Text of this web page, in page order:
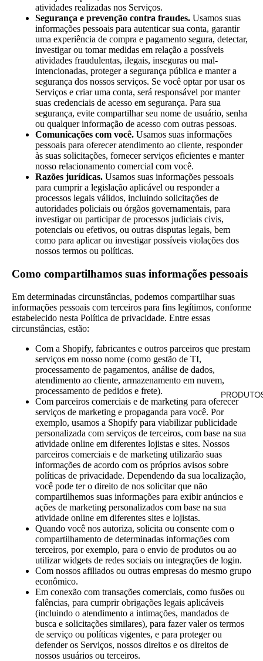
atividades realizadas nos Serviços.
Segurança e prevenção contra fraudes. Usamos suas
informações pessoais para autenticar sua conta, garantir
uma experiência de compra e pagamento segura, detectar,
investigar ou tomar medidas em relação a possíveis
atividades fraudulentas, ilegais, inseguras ou mal-
intencionadas, proteger a segurança pública e manter a
segurança dos nossos serviços. Se você optar por usar os
Serviços e criar uma conta, será responsável por manter
suas credenciais de acesso em segurança. Para sua
segurança, evite compartilhar seu nome de usuário, senha
ou qualquer informação de acesso com outras pessoas.
Comunicações com você. Usamos suas informações
pessoais para oferecer atendimento ao cliente, responder
às suas solicitações, fornecer serviços eficientes e manter
nosso relacionamento comercial com você.
Razões jurídicas. Usamos suas informações pessoais
para cumprir a legislação aplicável ou responder a
processos legais válidos, incluindo solicitações de
autoridades policiais ou órgãos governamentais, para
investigar ou participar de processos judiciais civis,
potenciais ou efetivos, ou outras disputas legais, bem
como para aplicar ou investigar possíveis violações dos
nossos termos ou políticas.
Como compartilhamos suas informações pessoais
Em determinadas circunstâncias, podemos compartilhar suas
informações pessoais com terceiros para fins legítimos, conforme
estabelecido nesta Política de privacidade. Entre essas
circunstâncias, estão:
Com a Shopify, fabricantes e outros parceiros que prestam
serviços em nosso nome (como gestão de TI,
processamento de pagamentos, análise de dados,
atendimento ao cliente, armazenamento em nuvem,
processamento de pedidos e frete).
Com parceiros comerciais e de marketing para oferecer
serviços de marketing e propaganda para você. Por
exemplo, usamos a Shopify para viabilizar publicidade
personalizada com serviços de terceiros, com base na sua
atividade online em diferentes lojistas e sites. Nossos
parceiros comerciais e de marketing utilizarão suas
informações de acordo com os próprios avisos sobre
políticas de privacidade. Dependendo da sua localização,
você pode ter o direito de nos solicitar que não
compartilhemos suas informações para exibir anúncios e
ações de marketing personalizados com base na sua
atividade online em diferentes sites e lojistas.
Quando você nos autoriza, solicita ou consente com o
compartilhamento de determinadas informações com
terceiros, por exemplo, para o envio de produtos ou ao
utilizar widgets de redes sociais ou integrações de login.
Com nossos afiliados ou outras empresas do mesmo grupo
econômico.
Em conexão com transações comerciais, como fusões ou
falências, para cumprir obrigações legais aplicáveis
(incluindo o atendimento a intimações, mandados de
busca e solicitações similares), para fazer valer os termos
de serviço ou políticas vigentes, e para proteger ou
defender os Serviços, nossos direitos e os direitos de
nossos usuários ou terceiros.